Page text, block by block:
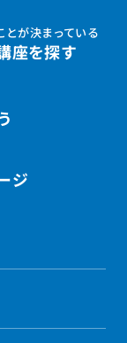
とが決まっている
座を探す
ジ